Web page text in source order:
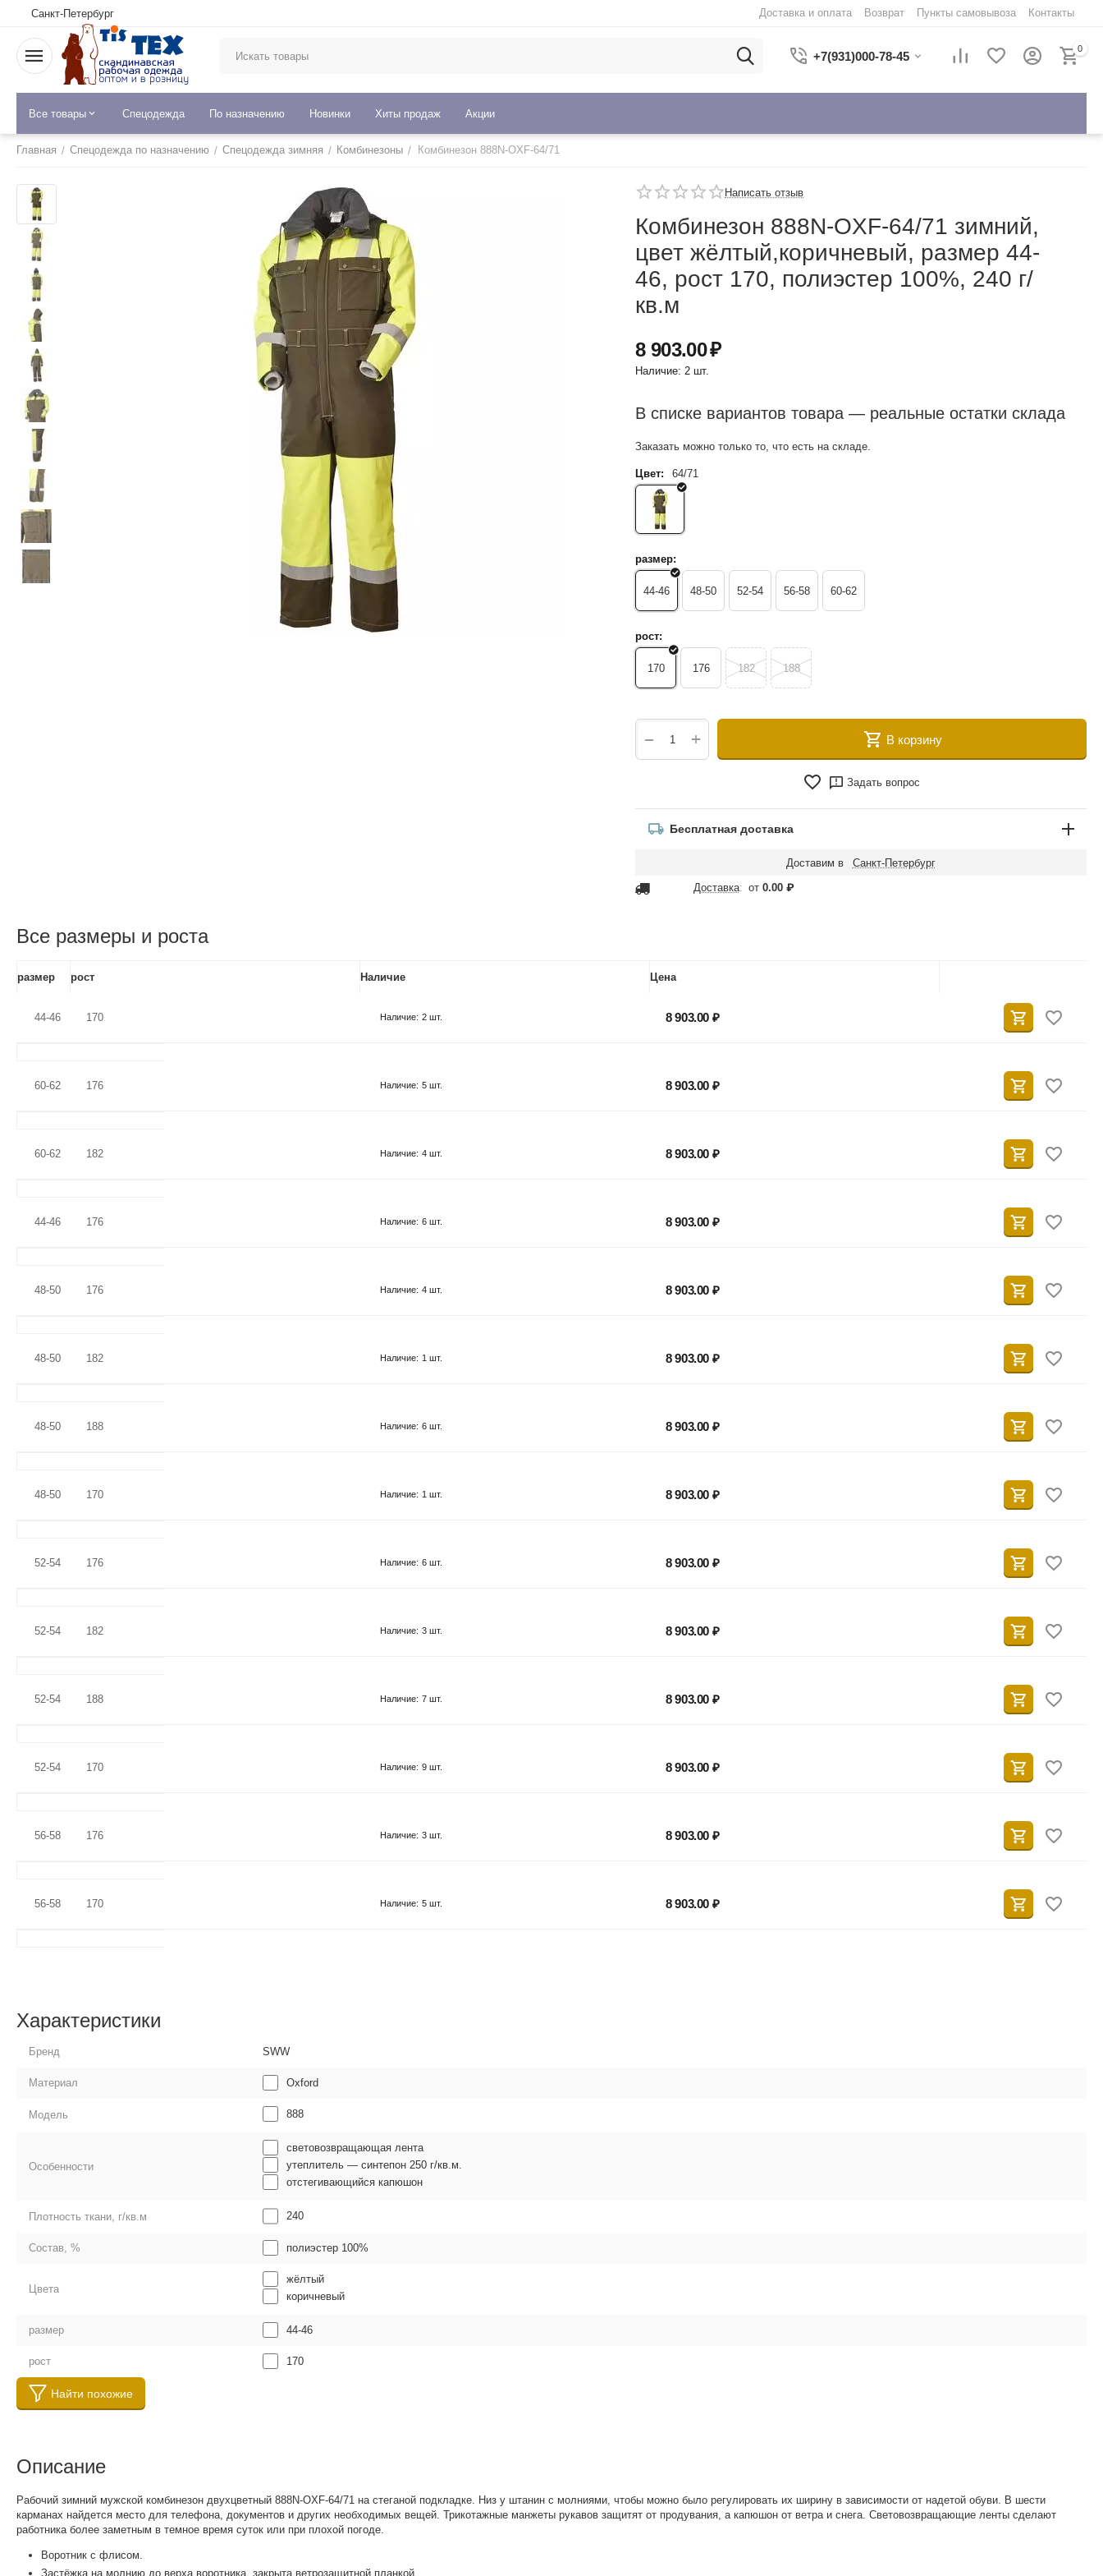
Санкт-Петербург Доставка и оплата Возврат Пункты самовывоза Контакты
+7(931)000-78-45
0
Все товары Спецодежда По назначению Новинки Хиты продаж Акции
Главная / Спецодежда по назначению / Спецодежда зимняя / Комбинезоны / Комбинезон 888N-OXF-64/71
Написать отзыв
Комбинезон 888N-OXF-64/71 зимний,
цвет жёлтый,коричневый, размер 44-
46, рост 170, полиэстер 100%, 240 г/
кв.м
8 903.00₽
Наличие: 2 шт.
В списке вариантов товара — реальные остатки склада
Заказать можно только то, что есть на складе.
Цвет: 64/71
размер:
44-46 48-50 52-54 56-58 60-62
рост:
170 176 182 188
+
− В корзину
Задать вопрос
Бесплатная доставка
Доставим в Санкт-Петербург
Доставка: от 0.00 ₽
Все размеры и роста
размер рост Наличие Цена
44-46 170 Наличие: 2 шт. 8 903.00 ₽
60-62 176 Наличие: 5 шт. 8 903.00 ₽
60-62 182 Наличие: 4 шт. 8 903.00 ₽
44-46 176 Наличие: 6 шт. 8 903.00 ₽
48-50 176 Наличие: 4 шт. 8 903.00 ₽
48-50 182 Наличие: 1 шт. 8 903.00 ₽
48-50 188 Наличие: 6 шт. 8 903.00 ₽
48-50 170 Наличие: 1 шт. 8 903.00 ₽
52-54 176 Наличие: 6 шт. 8 903.00 ₽
52-54 182 Наличие: 3 шт. 8 903.00 ₽
52-54 188 Наличие: 7 шт. 8 903.00 ₽
52-54 170 Наличие: 9 шт. 8 903.00 ₽
56-58 176 Наличие: 3 шт. 8 903.00 ₽
56-58 170 Наличие: 5 шт. 8 903.00 ₽
Характеристики
Бренд SWW
Материал Oxford
Модель 888
Особенности
световозвращающая лента
утеплитель — синтепон 250 г/кв.м.
отстегивающийся капюшон
Плотность ткани, г/кв.м 240
Состав, % полиэстер 100%
Цвета
жёлтый
коричневый
размер 44-46
рост 170
Найти похожие
Описание
Рабочий зимний мужской комбинезон двухцветный 888N-OXF-64/71 на стеганой подкладке. Низ у штанин с молниями, чтобы можно было регулировать их ширину в зависимости от надетой обуви. В шести
карманах найдется место для телефона, документов и других необходимых вещей. Трикотажные манжеты рукавов защитят от продувания, а капюшон от ветра и снега. Световозвращающие ленты сделают
работника более заметным в темное время суток или при плохой погоде.
Воротник с флисом.
Застёжка на молнию до верха воротника, закрыта ветрозащитной планкой.